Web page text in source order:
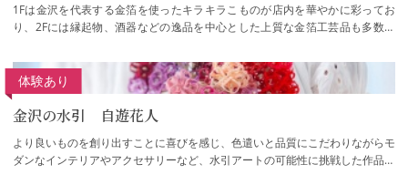
1Fは金沢を代表する金箔を使ったキラキラこものが店内を華やかに彩ってお
り、2Fには縁起物、酒器などの逸品を中心とした上質な金箔工芸品も多数取
金沢の水引 自遊花人
体験あり
より良いものを創り出すことに喜びを感じ、色遣いと品質にこだわりながらモ
ダンなインテリアやアクセサリーなど、水引アートの可能性に挑戦した作品を